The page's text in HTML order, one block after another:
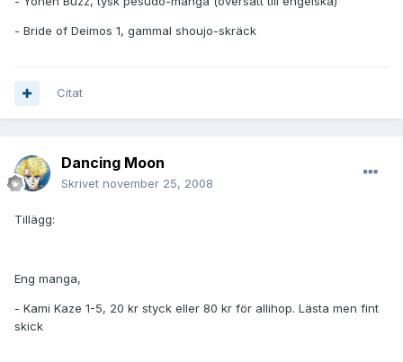
- Bride of Deimos 1, gammal shoujo-skräck
Citat
Dancing Moon
Skrivet november 25, 2008
Tillägg:
Eng manga,
- Kami Kaze 1-5, 20 kr styck eller 80 kr för allihop. Lästa men fint
skick